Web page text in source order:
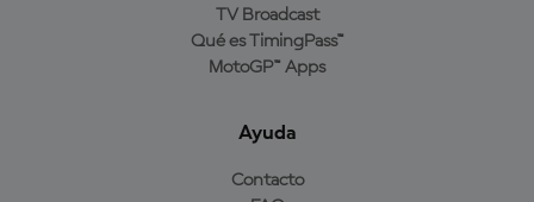
TV Broadcast
Qué es TimingPass™
MotoGP™ Apps
Ayuda
Contacto